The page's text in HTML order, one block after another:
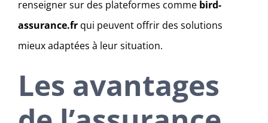
renseigner sur des plateformes comme bird-
assurance.fr qui peuvent offrir des solutions
mieux adaptées à leur situation.
Les avantages